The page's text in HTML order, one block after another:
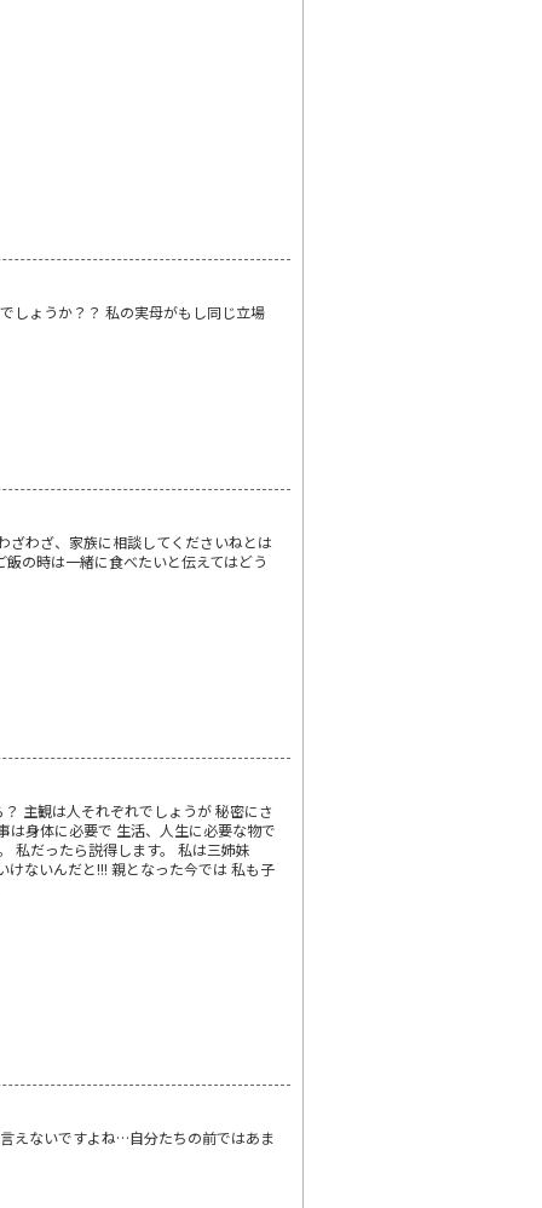
しょうか？？ 私の実母がもし同じ立場
ざわざ、家族に相談してくださいねとは
の時は一緒に食べたいと伝えてはどう
主観は人それぞれでしょうが 秘密にさ
身体に必要で 生活、人生に必要な物で
私だったら説得します。 私は三姉妹
ないんだと!!! 親となった今では 私も子
えないですよね…自分たちの前ではあま